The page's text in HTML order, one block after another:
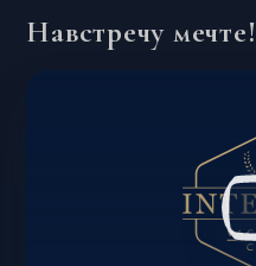
Навстречу мечте!